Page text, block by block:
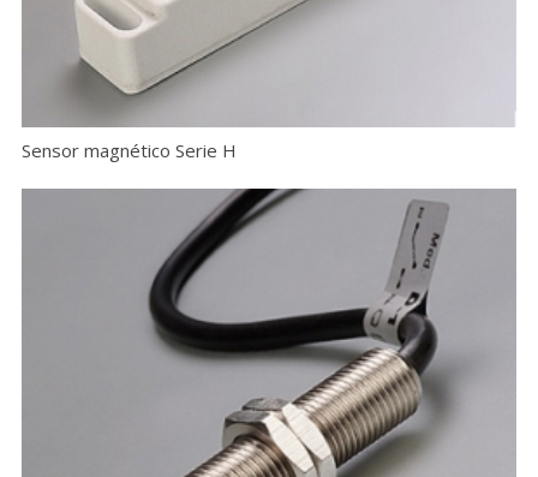
Sensor magnético Serie H